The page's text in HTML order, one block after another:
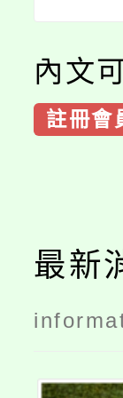
內文
註冊會
最新